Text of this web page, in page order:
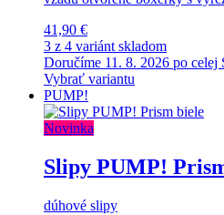
41,90 €
3 z 4 variánt skladom
Doručíme 11. 8. 2026 po celej
Vybrať variantu
PUMP!
Novinka
Slipy PUMP!
dúhové slipy